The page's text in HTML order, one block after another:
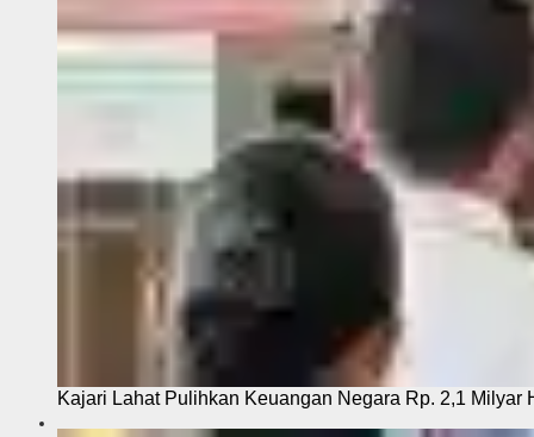
Kajari Lahat Pulihkan Keuangan Negara Rp. 2,1 Milyar